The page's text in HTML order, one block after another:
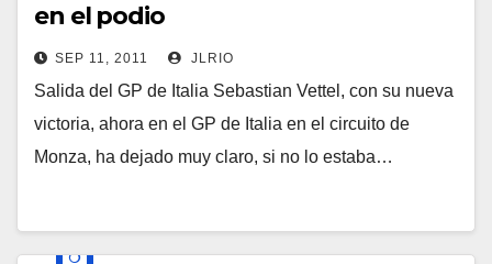
en el podio
SEP 11, 2011 JLRIO
Salida del GP de Italia Sebastian Vettel, con su nueva
victoria, ahora en el GP de Italia en el circuito de
Monza, ha dejado muy claro, si no lo estaba…